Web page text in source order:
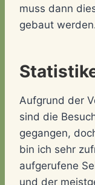
muss dann
gebaut
Aufgrund der
sind die
gegangen,
bin ich sehr
aufgerufene
und der